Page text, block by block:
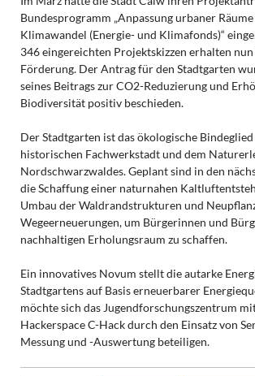
Bundesprogramm „Anpassung urbaner Räume
Klimawandel (Energie- und Klimafonds)“
346 eingereichten Projektskizzen erhalten
Förderung. Der Antrag für den Stadtgarten
seines Beitrags zur CO2-Reduzierung und
Biodiversität positiv beschieden.
Der Stadtgarten ist das ökologische
historischen Fachwerkstadt und dem
Nordschwarzwaldes. Geplant sind in den
die Schaffung einer naturnahen
Umbau der Waldrandstrukturen und
Wegeerneuerungen, um Bürgerinnen und
nachhaltigen Erholungsraum zu schaffen.
Ein innovatives Novum stellt die autarke
Stadtgartens auf Basis erneuerbarer
möchte sich das Jugendforschungszentrum
Hackerspace C-Hack durch den Einsatz von
Messung und -Auswertung beteiligen.